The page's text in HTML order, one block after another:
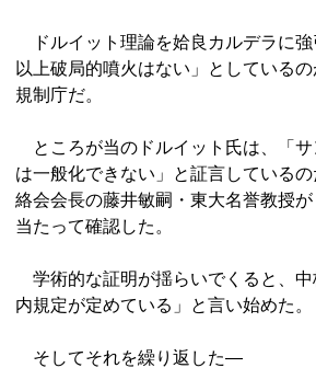
ドルイット理論を姶良カルデラに
以上破局的噴火はない」としている
規制庁だ。
ところが当のドルイット氏は、「サ
は一般化できない」と証言している
絡会会長の藤井敏嗣・東大名誉教授
当たって確認した。
学術的な証明が揺らいでくると、中
内規定が定めている」と言い始めた。
そしてそれを繰り返した―